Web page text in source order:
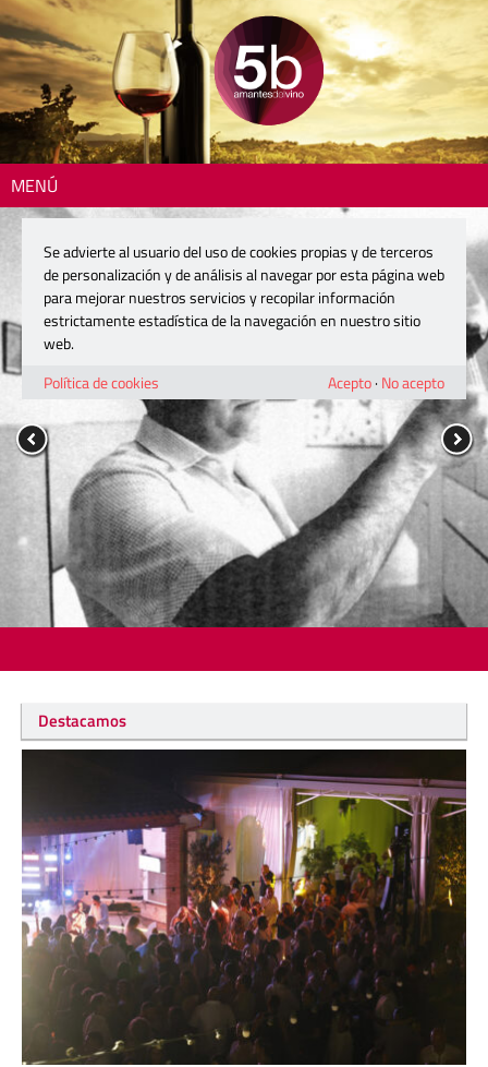
MENÚ
Destacamos
Se advierte al usuario del uso de cookies propias y de terceros
de personalización y de análisis al navegar por esta página web
para mejorar nuestros servicios y recopilar información
estrictamente estadística de la navegación en nuestro sitio
web.
Política de cookies
Acepto· No acepto